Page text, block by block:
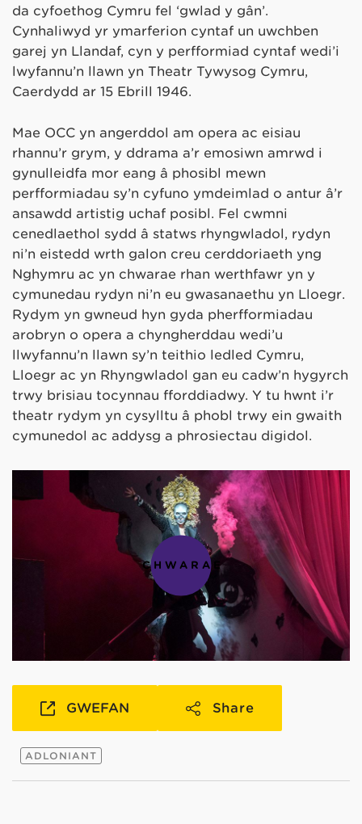
da cyfoethog Cymru fel ‘gwlad y gân’.
Cynhaliwyd yr ymarferion cyntaf un uwchben
garej yn Llandaf, cyn y perfformiad cyntaf wedi’i
lwyfannu’n llawn yn Theatr Tywysog Cymru,
Caerdydd ar 15 Ebrill 1946.
Mae OCC yn angerddol am opera ac eisiau
rhannu’r grym, y ddrama a’r emosiwn amrwd i
gynulleidfa mor eang â phosibl mewn
perfformiadau sy’n cyfuno ymdeimlad o antur â’r
ansawdd artistig uchaf posibl. Fel cwmni
cenedlaethol sydd â statws rhyngwladol, rydyn
ni’n eistedd wrth galon creu cerddoriaeth yng
Nghymru ac yn chwarae rhan werthfawr yn y
cymunedau rydyn ni’n eu gwasanaethu yn Lloegr.
Rydym yn gwneud hyn gyda pherfformiadau
arobryn o opera a chyngherddau wedi’u
llwyfannu’n llawn sy’n teithio ledled Cymru,
Lloegr ac yn Rhyngwladol gan eu cadw’n hygyrch
trwy brisiau tocynnau fforddiadwy. Y tu hwnt i’r
theatr rydym yn cysylltu â phobl trwy ein gwaith
cymunedol ac addysg a phrosiectau digidol.
CHWARAE
GWEFAN Share
ADLONIANT